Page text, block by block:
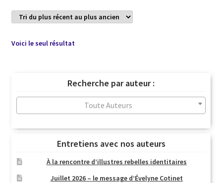
Voici le seul résultat
Recherche par auteur :
Toute Auteurs
Entretiens avec nos auteurs
À la rencontre d’illustres rebelles identitaires
Juillet 2026 – le message d’Évelyne Cotinet